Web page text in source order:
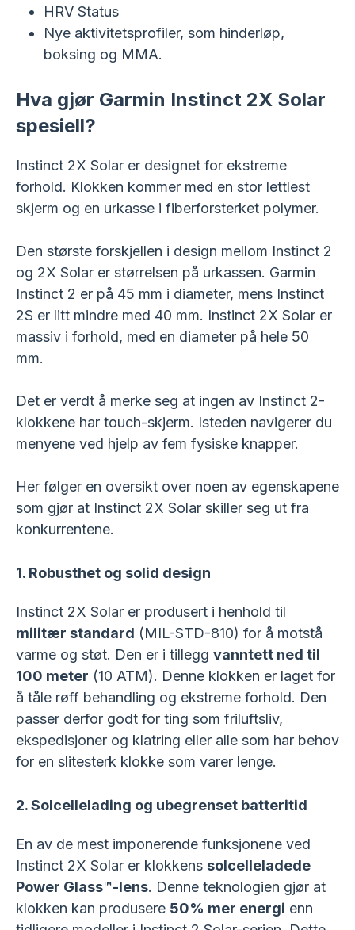
HRV Status
Nye aktivitetsprofiler, som hinderløp,
boksing og MMA.
Hva gjør Garmin Instinct 2X Solar
spesiell?
Instinct 2X Solar er designet for ekstreme
forhold. Klokken kommer med en stor lettlest
skjerm og en urkasse i fiberforsterket polymer.
Den største forskjellen i design mellom Instinct 2
og 2X Solar er størrelsen på urkassen. Garmin
Instinct 2 er på 45 mm i diameter, mens Instinct
2S er litt mindre med 40 mm. Instinct 2X Solar er
massiv i forhold, med en diameter på hele 50
mm.
Det er verdt å merke seg at ingen av Instinct 2-
klokkene har touch-skjerm. Isteden navigerer du
menyene ved hjelp av fem fysiske knapper.
Her følger en oversikt over noen av egenskapene
som gjør at Instinct 2X Solar skiller seg ut fra
konkurrentene.
1. Robusthet og solid design
Instinct 2X Solar er produsert i henhold til
militær standard (MIL-STD-810) for å motstå
varme og støt. Den er i tillegg vanntett ned til
100 meter (10 ATM). Denne klokken er laget for
å tåle røff behandling og ekstreme forhold. Den
passer derfor godt for ting som friluftsliv,
ekspedisjoner og klatring eller alle som har behov
for en slitesterk klokke som varer lenge.
2. Solcellelading og ubegrenset batteritid
En av de mest imponerende funksjonene ved
Instinct 2X Solar er klokkens solcelleladede
Power Glass™-lens. Denne teknologien gjør at
klokken kan produsere 50% mer energi enn